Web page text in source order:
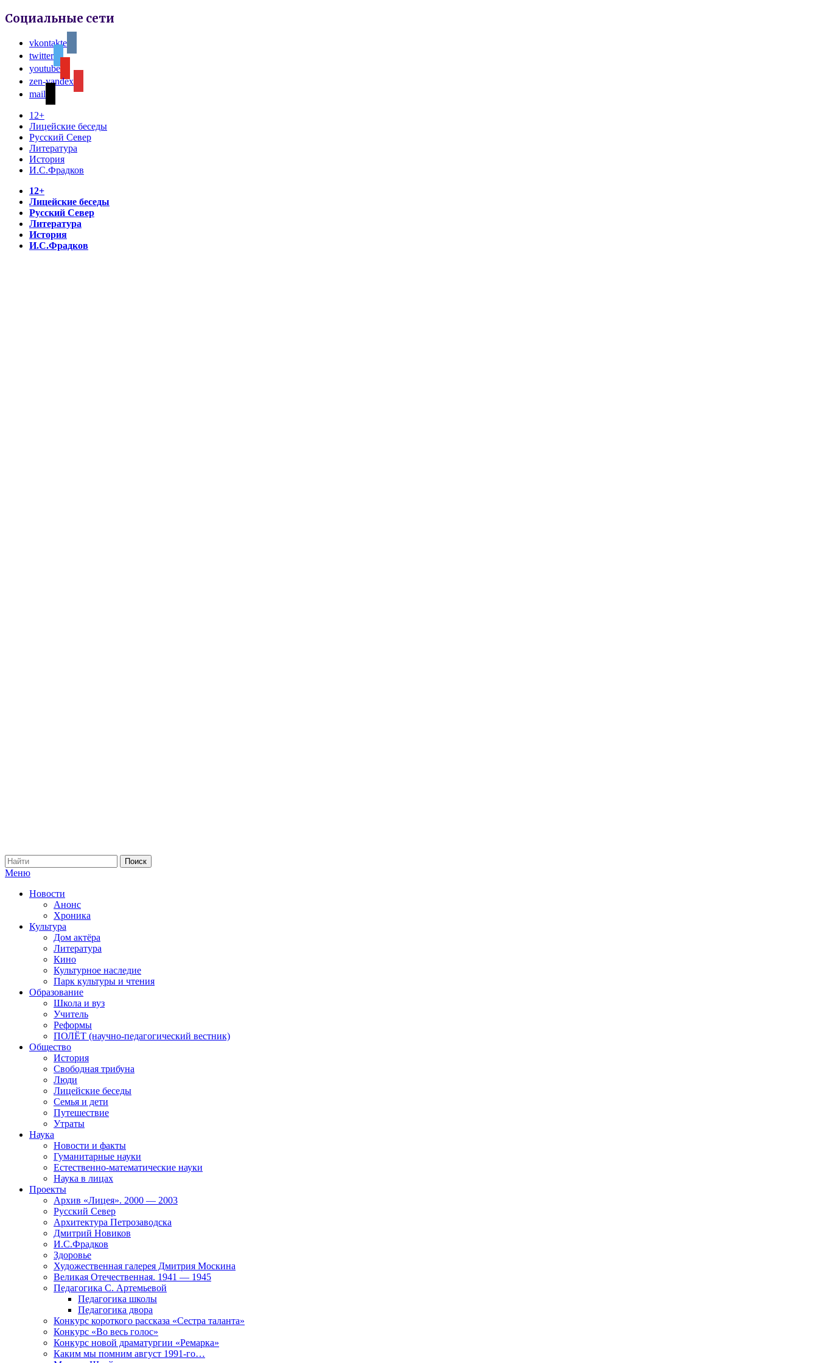
Социальные сети
vkontakte
twitter
youtube
zen-yandex
mail
12+
Лицейские беседы
Русский Север
Литература
История
И.С.Фрадков
12+
Лицейские беседы
Русский Север
Литература
История
И.С.Фрадков
Меню
Новости
Анонс
Хроника
Культура
Дом актёра
Литература
Кино
Культурное наследие
Парк культуры и чтения
Образование
Школа и вуз
Учитель
Реформы
ПОЛЁТ (научно-педагогический вестник)
Общество
История
Свободная трибуна
Люди
Лицейские беседы
Семья и дети
Путешествие
Утраты
Наука
Новости и факты
Гуманитарные науки
Естественно-математические науки
Наука в лицах
Проекты
Архив «Лицея». 2000 — 2003
Русский Север
Архитектура Петрозаводска
Дмитрий Новиков
И.С.Фрадков
Здоровье
Художественная галерея Дмитрия Москина
Великая Отечественная. 1941 — 1945
Педагогика С. Артемьевой
Педагогика школы
Педагогика двора
Конкурс короткого рассказа «Сестра таланта»
Конкурс «Во весь голос»
Конкурс новой драматургии «Ремарка»
Каким мы помним август 1991-го…